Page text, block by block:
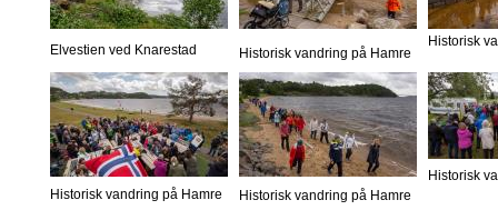
Elvestien ved Knarestad Historisk vandring på Hamre
Historisk
Historisk vandring på Hamre Historisk vandring på Hamre
Historisk